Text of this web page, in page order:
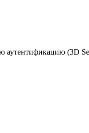
аутентификацию (3D